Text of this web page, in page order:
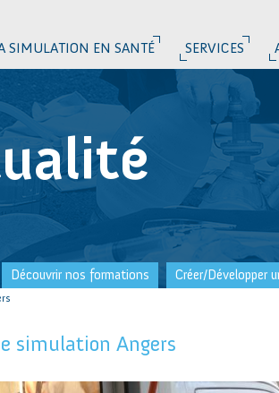
SIMULATION EN SANTÉ SERVICES
Découvrir nos formations Créer/Développer
simulation Angers